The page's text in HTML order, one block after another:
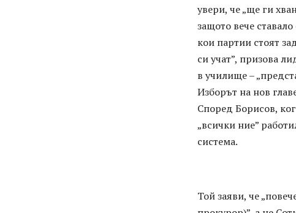
увери, че „ще ги
защото вече
кои партии стоят
си учат”, призова
в училище –
Изборът на нов
Според Борисов,
„всички ние”
система.
Той заяви, че